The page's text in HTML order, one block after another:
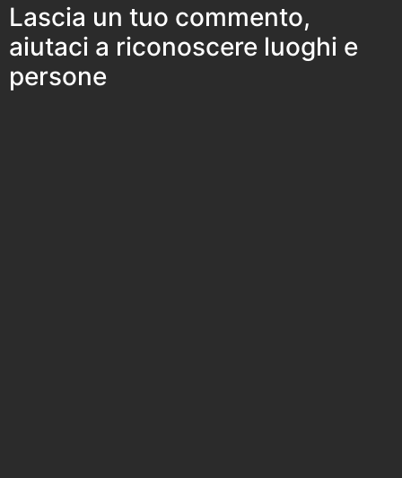
Lascia un tuo commento,
aiutaci a riconoscere luoghi e
persone